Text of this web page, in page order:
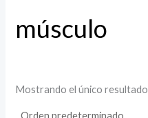
músculo
Mostrando el único resultado